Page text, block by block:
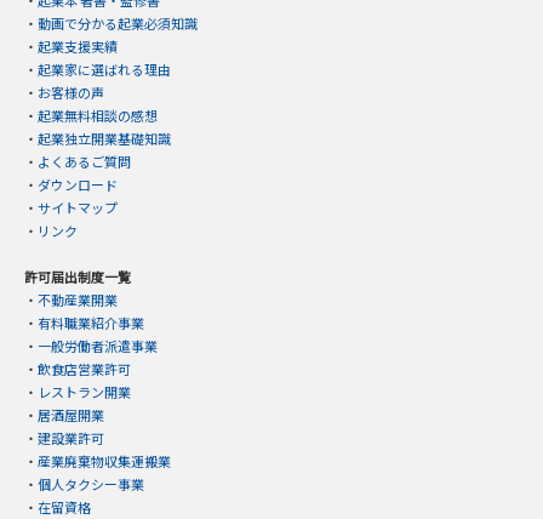
・ 動画で分かる起業必須知識
・ 起業支援実績
・ 起業家に選ばれる理由
・ お客様の声
・ 起業無料相談の感想
・ 起業独立開業基礎知識
・ よくあるご質問
・ ダウンロード
・ サイトマップ
・ リンク
許可届出制度一覧
・ 不動産業開業
・ 有料職業紹介事業
・ 一般労働者派遣事業
・ 飲食店営業許可
・ レストラン開業
・ 居酒屋開業
・ 建設業許可
・ 産業廃棄物収集運搬業
・ 個人タクシー事業
・ 在留資格